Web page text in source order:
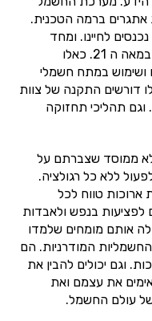
ברמה הטכנית.
לחיינו. ומחד
מאפשרים את תנאי המגורים ההולמים במאה ה 21. כאלו
במתח חשמלי
דורשים התקנה של צוות
וגם תהליכי תחזוקה
ממוסד שצברתם על
ללא כל רגולציה.
טווח לכל
בנפש ולאבדות
אותם מומחים שלמדו
המודרניות. הם
וגם יכולים להבין את
את עצמם ואת
עולם החשמל.